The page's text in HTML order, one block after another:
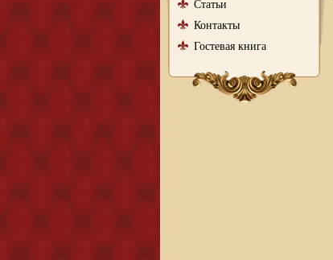
Статьи
Контакты
Гостевая книга